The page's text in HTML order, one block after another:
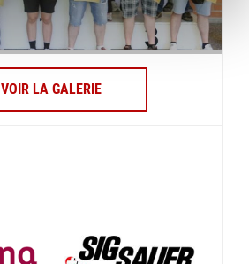
VOIR LA GALERIE